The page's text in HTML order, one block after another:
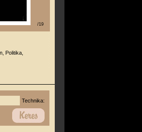
/19
Politika,
Technika: